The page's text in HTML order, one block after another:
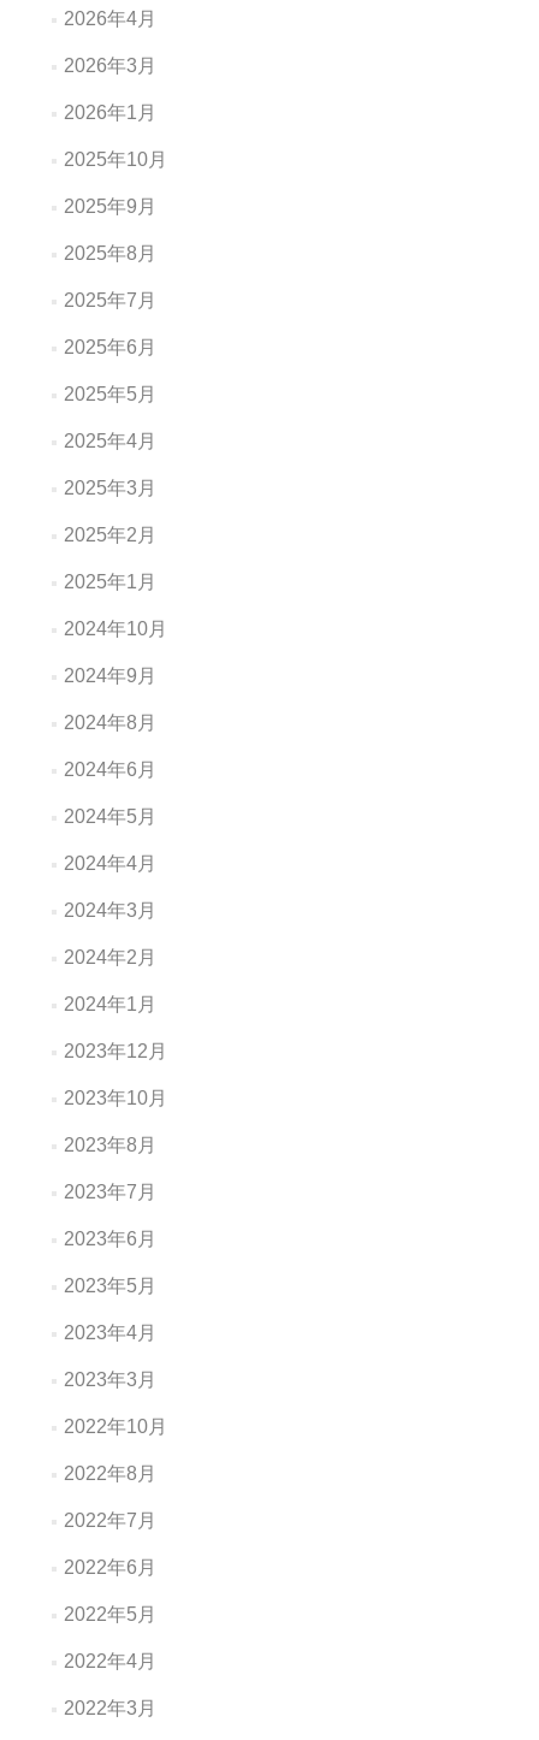
2026年4月
2026年3月
2026年1月
2025年10月
2025年9月
2025年8月
2025年7月
2025年6月
2025年5月
2025年4月
2025年3月
2025年2月
2025年1月
2024年10月
2024年9月
2024年8月
2024年6月
2024年5月
2024年4月
2024年3月
2024年2月
2024年1月
2023年12月
2023年10月
2023年8月
2023年7月
2023年6月
2023年5月
2023年4月
2023年3月
2022年10月
2022年8月
2022年7月
2022年6月
2022年5月
2022年4月
2022年3月